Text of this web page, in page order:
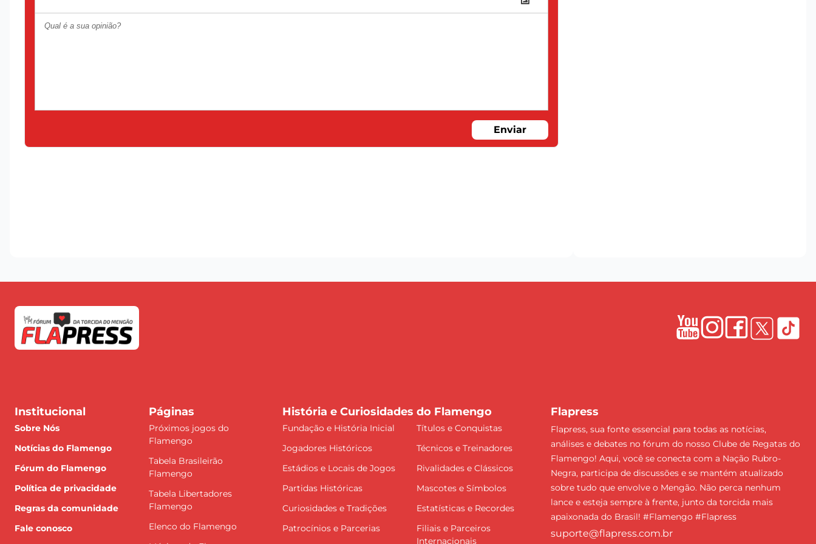
Enviar
Institucional
Sobre Nós
Notícias do Flamengo
Fórum do Flamengo
Política de privacidade
Regras da comunidade
Fale conosco
Páginas
Próximos jogos do
Flamengo
Tabela Brasileirão
Flamengo
Tabela Libertadores
Flamengo
Elenco do Flamengo
História e Curiosidades do Flamengo
Fundação e História Inicial
Títulos e Conquistas
Jogadores Históricos
Técnicos e Treinadores
Estádios e Locais de Jogos
Rivalidades e Clássicos
Partidas Históricas
Mascotes e Símbolos
Curiosidades e Tradições
Estatísticas e Recordes
Patrocínios e Parcerias
Filiais e Parceiros
Internacionais
Flapress
Flapress, sua fonte essencial para todas as notícias,
análises e debates no fórum do nosso Clube de Regatas do
Flamengo! Aqui, você se conecta com a Nação Rubro-
Negra, participa de discussões e se mantém atualizado
sobre tudo que envolve o Mengão. Não perca nenhum
lance e esteja sempre à frente, junto da torcida mais
apaixonada do Brasil! #Flamengo #Flapress
suporte@flapress.com.br